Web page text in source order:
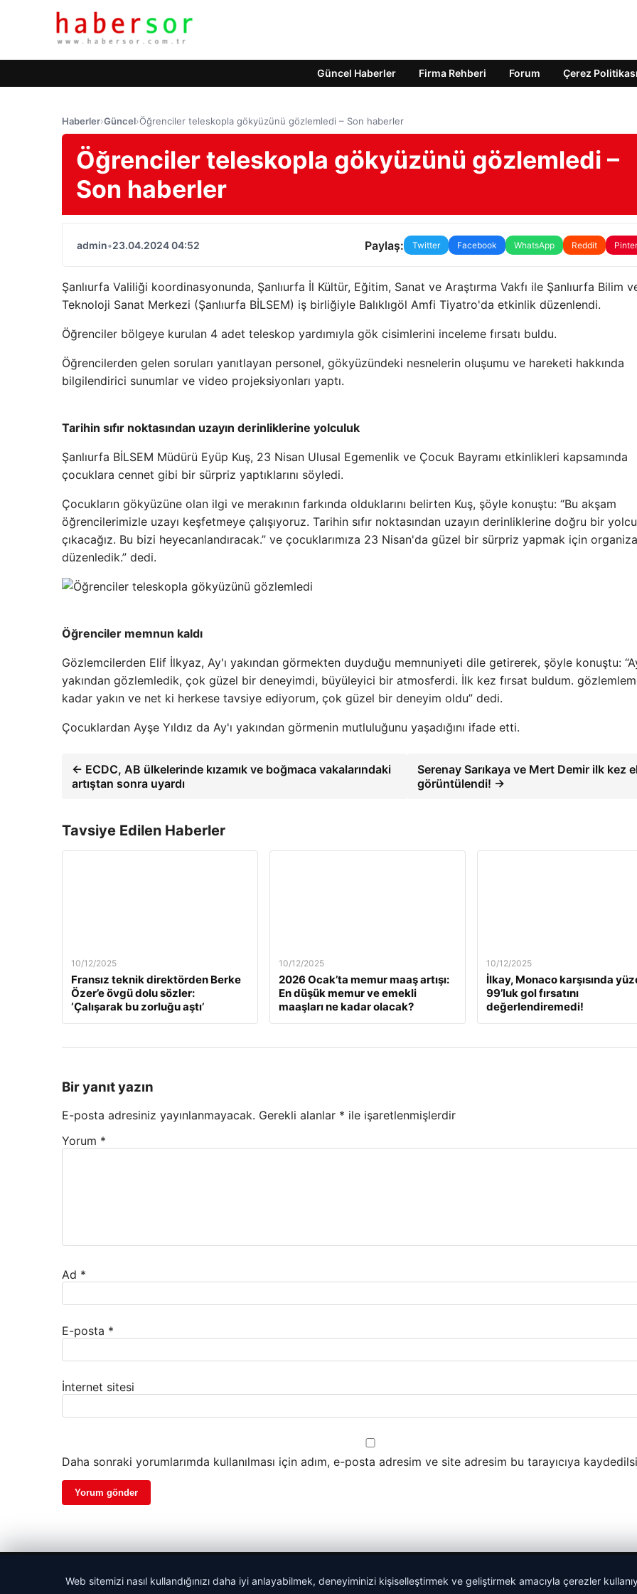
Güncel Haberler Firma Rehberi Forum Çerez Politikası
Haberler›Güncel›Öğrenciler teleskopla gökyüzünü gözlemledi – Son haberler
Öğrenciler teleskopla gökyüzünü gözlemledi –
Son haberler
admin•23.04.2024 04:52 Paylaş: Twitter Facebook WhatsApp Reddit
Şanlıurfa Valiliği koordinasyonunda, Şanlıurfa İl Kültür, Eğitim, Sanat ve Araştırma Vakfı ile Şanlıurfa Bilim
Teknoloji Sanat Merkezi (Şanlıurfa BİLSEM) iş birliğiyle Balıklıgöl Amfi Tiyatro'da etkinlik düzenlendi.
Öğrenciler bölgeye kurulan 4 adet teleskop yardımıyla gök cisimlerini inceleme fırsatı buldu.
Öğrencilerden gelen soruları yanıtlayan personel, gökyüzündeki nesnelerin oluşumu ve hareketi hakkında
bilgilendirici sunumlar ve video projeksiyonları yaptı.
Tarihin sıfır noktasından uzayın derinliklerine yolculuk
Şanlıurfa BİLSEM Müdürü Eyüp Kuş, 23 Nisan Ulusal Egemenlik ve Çocuk Bayramı etkinlikleri kapsamında
çocuklara cennet gibi bir sürpriz yaptıklarını söyledi.
Çocukların gökyüzüne olan ilgi ve merakının farkında olduklarını belirten Kuş, şöyle konuştu: “Bu akşam
öğrencilerimizle uzayı keşfetmeye çalışıyoruz. Tarihin sıfır noktasından uzayın derinliklerine doğru bir
çıkacağız. Bu bizi heyecanlandıracak.” ve çocuklarımıza 23 Nisan'da güzel bir sürpriz yapmak için
düzenledik.” dedi.
Öğrenciler memnun kaldı
Gözlemcilerden Elif İlkyaz, Ay'ı yakından görmekten duyduğu memnuniyeti dile getirerek, şöyle konuştu:
yakından gözlemledik, çok güzel bir deneyimdi, büyüleyici bir atmosferdi. İlk kez fırsat buldum.
kadar yakın ve net ki herkese tavsiye ediyorum, çok güzel bir deneyim oldu” dedi.
Çocuklardan Ayşe Yıldız da Ay'ı yakından görmenin mutluluğunu yaşadığını ifade etti.
← ECDC, AB ülkelerinde kızamık ve boğmaca vakalarındaki
artıştan sonra uyardı
Serenay Sarıkaya ve Mert Demir ilk kez
görüntülendi! →
Tavsiye Edilen Haberler
10/12/2025
Fransız teknik direktörden Berke
Özer’e övgü dolu sözler:
‘Çalışarak bu zorluğu aştı’
10/12/2025
2026 Ocak’ta memur maaş artışı:
En düşük memur ve emekli
maaşları ne kadar olacak?
10/12/2025
İlkay, Monaco karşısında
99’luk gol fırsatını
değerlendiremedi!
Bir yanıt yazın
E-posta adresiniz yayınlanmayacak. Gerekli alanlar * ile işaretlenmişlerdir
Yorum *
Ad *
E-posta *
İnternet sitesi
Daha sonraki yorumlarımda kullanılması için adım, e-posta adresim ve site adresim bu tarayıcıya
Web sitemizi nasıl kullandığınızı daha iyi anlayabilmek, deneyiminizi kişiselleştirmek ve geliştirmek amacıyla çerezler